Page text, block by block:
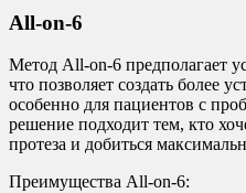
All-on-6
Метод All-on-6 предполагает
что позволяет создать более
особенно для пациентов с
решение подходит тем, кто
протеза и добиться
Преимущества All-on-6: